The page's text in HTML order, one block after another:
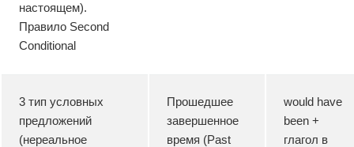
настоящем).
Правило Second
Conditional
3 тип условных
предложений
(нереальное
Прошедшее
завершенное
время (Past
would have
been +
глагол в